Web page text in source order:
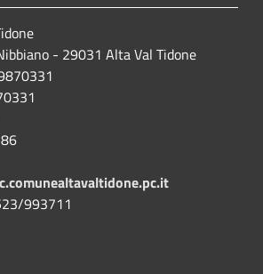
- 29031 Alta Val Tidone
993711